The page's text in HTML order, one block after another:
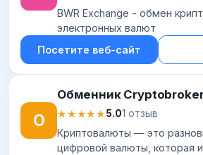
BWR Exchange - обмен криптовалют и
электронных валют
Посетите веб-сайт
О
Обменник
★★★★★
★★★★★5.01 отзыв
Криптовалюты — это
цифровой валюты, которая